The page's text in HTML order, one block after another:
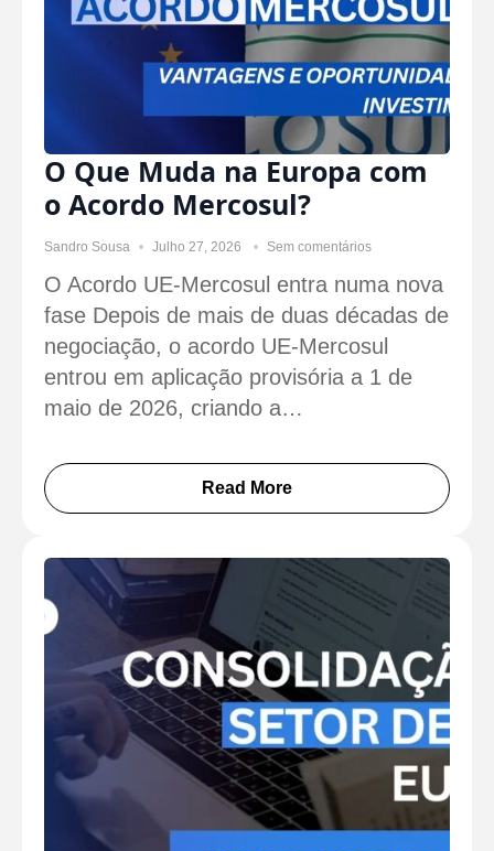
O Que Muda na Europa com
o Acordo Mercosul?
Sandro Sousa Julho 27, 2026 Sem comentários
O Acordo UE-Mercosul entra numa nova
fase Depois de mais de duas décadas de
negociação, o acordo UE-Mercosul
entrou em aplicação provisória a 1 de
maio de 2026, criando a…
Read More